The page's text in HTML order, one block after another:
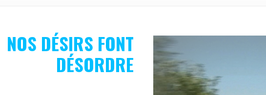
NOS DÉSIRS FONT
DÉSORDRE